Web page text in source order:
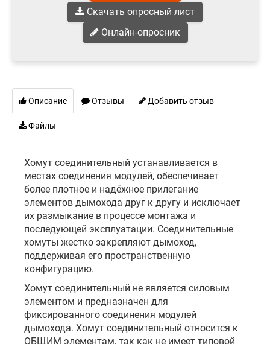
Скачать опросный лист
Онлайн-опросник
Описание Отзывы Добавить отзыв
Файлы
Хомут соединительный устанавливается в
местах соединения модулей, обеспечивает
более плотное и надёжное прилегание
элементов дымохода друг к другу и исключает
их размыкание в процессе монтажа и
последующей эксплуатации. Соединительные
хомуты жестко закрепляют дымоход,
поддерживая его пространственную
конфигурацию.
Хомут соединительный не является силовым
элементом и предназначен для
фиксированного соединения модулей
дымохода. Хомут соединительный относится к
ОБЩИМ элементам, так как не имеет типовой